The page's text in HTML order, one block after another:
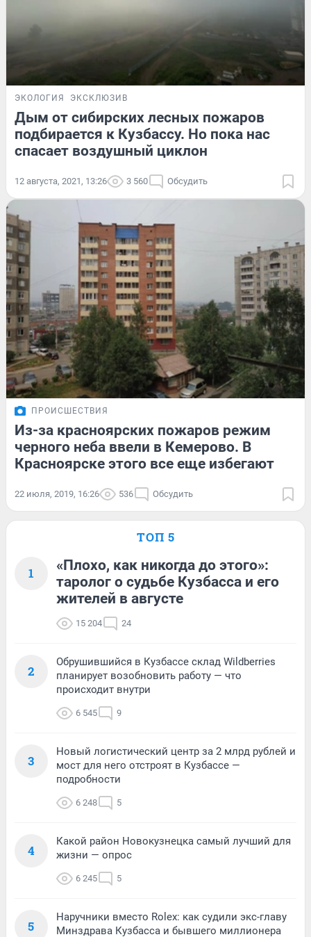
ЭКОЛОГИЯ ЭКСКЛЮЗИВ
Дым от сибирских лесных пожаров
подбирается к Кузбассу. Но пока нас
спасает воздушный циклон
12 августа, 2021, 13:26 3 560 Обсудить
ПРОИСШЕСТВИЯ
Из-за красноярских пожаров режим
черного неба ввели в Кемерово. В
Красноярске этого все еще избегают
22 июля, 2019, 16:26 536 Обсудить
ТОП 5
1
«Плохо, как никогда до этого»:
таролог о судьбе Кузбасса и его
жителей в августе
15 204 24
2
Обрушившийся в Кузбассе склад Wildberries
планирует возобновить работу — что
происходит внутри
6 545 9
3
Новый логистический центр за 2 млрд рублей и
мост для него отстроят в Кузбассе —
подробности
6 248 5
4
Какой район Новокузнецка самый лучший для
жизни — опрос
6 245 5
5
Наручники вместо Rolex: как судили экс-главу
Минздрава Кузбасса и бывшего миллионера